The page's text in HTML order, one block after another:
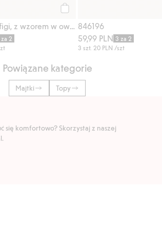
Majtki typu figi, z wzorem w owoce, 3-pak
za 2
846196
59,99 PLN 3 za 2
3 szt.20 PLN /szt
Powiązane kategorie
Majtki Topy
się komfortowo? Skorzystaj z naszej